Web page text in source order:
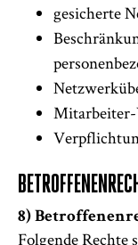
gesicherte
Mitarbeiter-
8)
Folgende